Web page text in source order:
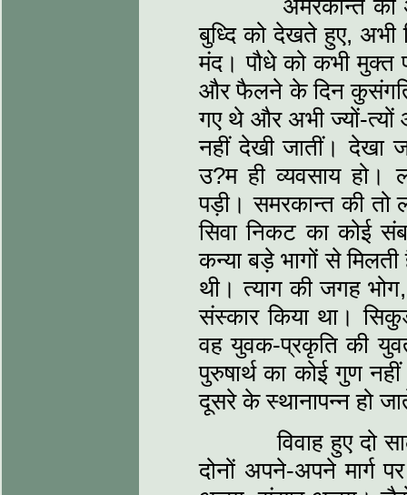
अमरकान्त की
बुध्दि को देखते हुए, अभी
मंद। पौधे को कभी
और फैलने के दिन
गए थे और अभी ज्यों-त्यों
नहीं देखी जातीं। देखा
उ?म ही व्यवसाय
पड़ी। समरकान्त की तो
सिवा निकट का कोई
कन्या बड़े भागों से
थी। त्याग की जगह
संस्कार किया था।
वह युवक-प्रकृति की
पुरुषार्थ का कोई गुण
दूसरे के स्थानापन्न हो
विवाह हुए दो
दोनों अपने-अपने मार्ग